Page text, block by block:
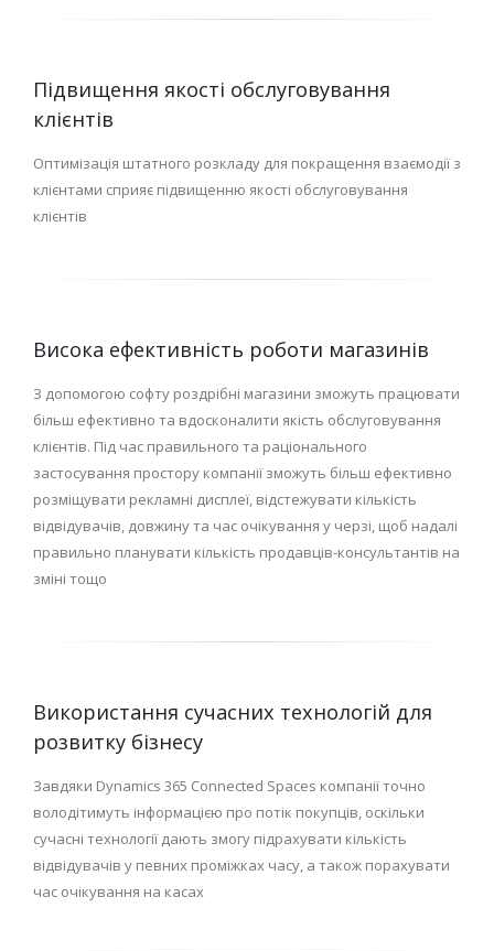
Підвищення якості обслуговування
клієнтів
Оптимізація штатного розкладу для покращення взаємодії з
клієнтами сприяє підвищенню якості обслуговування
клієнтів
Висока ефективність роботи магазинів
З допомогою софту роздрібні магазини зможуть працювати
більш ефективно та вдосконалити якість обслуговування
клієнтів. Під час правильного та раціонального
застосування простору компанії зможуть більш ефективно
розміщувати рекламні дисплеї, відстежувати кількість
відвідувачів, довжину та час очікування у черзі, щоб надалі
правильно планувати кількість продавців-консультантів на
зміні тощо
Використання сучасних технологій для
розвитку бізнесу
Завдяки Dynamics 365 Connected Spaces компанії точно
володітимуть інформацією про потік покупців, оскільки
сучасні технології дають змогу підрахувати кількість
відвідувачів у певних проміжках часу, а також порахувати
час очікування на касах